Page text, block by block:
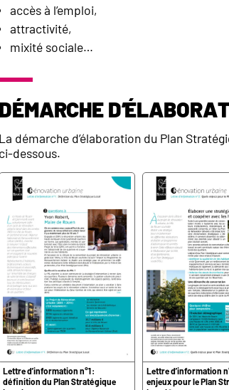
accès à l’emploi,
attractivité,
mixité sociale…
Démarche
La démarche d’élaboration du Plan
ci-dessous.
Lettre d’information n°1 :
définition du Plan Stratégique
Lettre d’information
enjeux pour le Plan